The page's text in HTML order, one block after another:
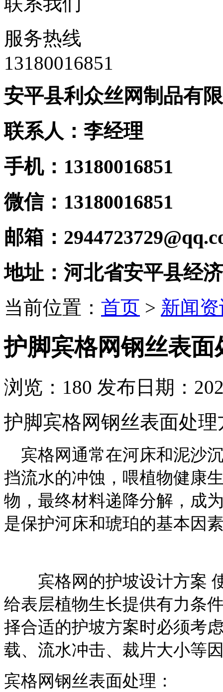
服务热线
13180016851
安平县利众丝网制品有
联系人：李经理
手机：13180016851
微信：13180016851
邮箱：
地址：河北省安平县经
当前位置： 首页 > 新闻
护脚宾格网钢丝表面
浏览： 180 发布日期：
护脚宾格网钢丝表面处理
宾格网通常在河床和泥沙
挡流水的冲蚀，喂植物健康
物，最终材料递降分解，成
是保护河床和琥珀的基本因
宾格网的护坡设计方案
给表层植物生长提供有力条
择合适的护坡方案时必须考
载、流水冲击、裁片大小等
宾格网钢丝表面处理：